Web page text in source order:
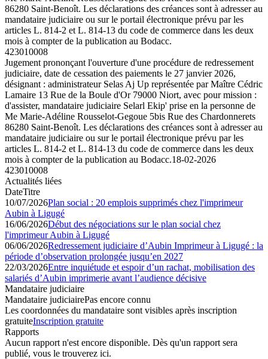
86280 Saint-Benoît. Les déclarations des créances sont à adresser au
mandataire judiciaire ou sur le portail électronique prévu par les
articles L. 814-2 et L. 814-13 du code de commerce dans les deux
mois à compter de la publication au Bodacc.
423010008
Jugement prononçant l'ouverture d'une procédure de redressement
judiciaire, date de cessation des paiements le 27 janvier 2026,
désignant : administrateur Selas Aj Up représentée par Maître Cédric
Lamaire 13 Rue de la Boule d'Or 79000 Niort, avec pour mission :
d'assister, mandataire judiciaire Selarl Ekip' prise en la personne de
Me Marie-Adéline Rousselot-Gegoue 5bis Rue des Chardonnerets
86280 Saint-Benoît. Les déclarations des créances sont à adresser au
mandataire judiciaire ou sur le portail électronique prévu par les
articles L. 814-2 et L. 814-13 du code de commerce dans les deux
mois à compter de la publication au Bodacc.18-02-2026
423010008
Actualités liées
DateTitre
10/07/2026Plan social : 20 emplois supprimés chez l'imprimeur
Aubin à Ligugé
16/06/2026Début des négociations sur le plan social chez
l'imprimeur Aubin à Ligugé
06/06/2026Redressement judiciaire d’Aubin Imprimeur à Ligugé : la
période d’observation prolongée jusqu’en 2027
22/03/2026Entre inquiétude et espoir d’un rachat, mobilisation des
salariés d’Aubin imprimerie avant l’audience décisive
Mandataire judiciaire
Mandataire judiciairePas encore connu
Les coordonnées du mandataire sont visibles après inscription
gratuiteInscription gratuite
Rapports
Aucun rapport n'est encore disponible. Dès qu'un rapport sera
publié, vous le trouverez ici.